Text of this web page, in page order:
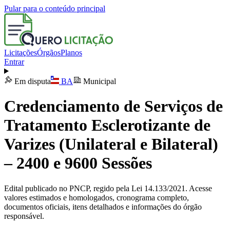
Pular para o conteúdo principal
LicitaçõesÓrgãosPlanos
Entrar
Em disputa BA Municipal
Credenciamento de Serviços de
Tratamento Esclerotizante de
Varizes (Unilateral e Bilateral)
– 2400 e 9600 Sessões
Edital publicado no PNCP, regido pela Lei 14.133/2021. Acesse
valores estimados e homologados, cronograma completo,
documentos oficiais, itens detalhados e informações do órgão
responsável.